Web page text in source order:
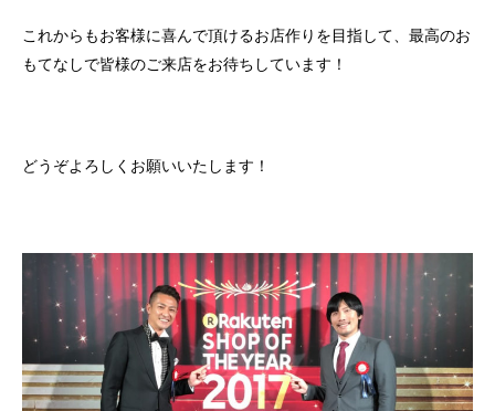
これからもお客様に喜んで頂けるお店作りを目指して、最高のお
もてなしで皆様のご来店をお待ちしています！
どうぞよろしくお願いいたします！